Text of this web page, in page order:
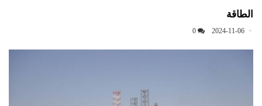
الطاقة
2024-11-06
0